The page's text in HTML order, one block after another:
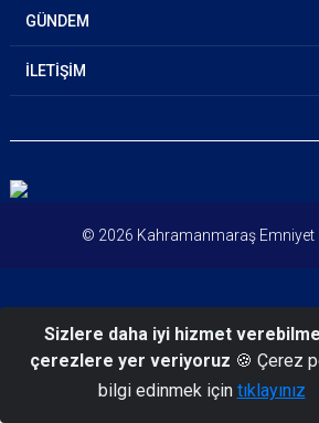
GÜNDEM
İLETİŞİM
© 2026 Kahramanmaraş Emniyet
Sizlere daha iyi hizmet
çerezlere yer veriyoruz 🍪 Çerez
bilgi edinmek için tıklayınız